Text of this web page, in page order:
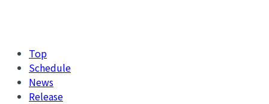
Top
Schedule
News
Release